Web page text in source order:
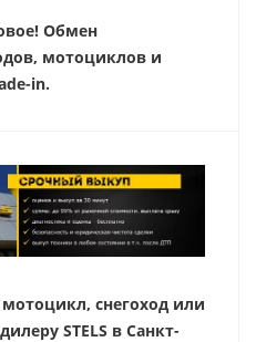
Обмен
мотоциклов и
in.
снегоход или
STELS в Санкт-